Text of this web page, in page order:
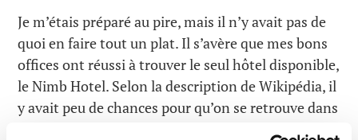
Je m’étais préparé au pire, mais il n’y avait pas de
quoi en faire tout un plat. Il s’avère que mes bons
offices ont réussi à trouver le seul hôtel disponible,
le Nimb Hotel. Selon la description de Wikipédia, il
y avait peu de chances pour qu’on se retrouve dans